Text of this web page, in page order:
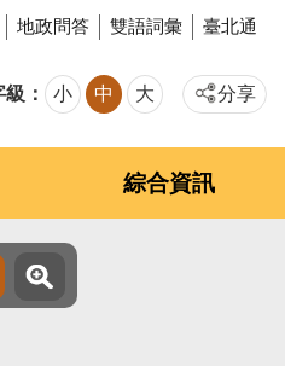
地政問答 雙語詞彙 臺北通
級 小 中 大 分享
綜合資訊